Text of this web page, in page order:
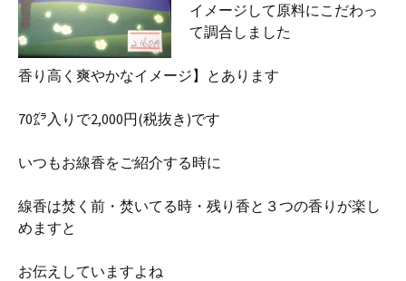
イメージして原料にこだわっ
て調合しました
香り高く爽やかなイメージ】とあります
70㌘入りで2,000円(税抜き)です
いつもお線香をご紹介する時に
線香は焚く前・焚いてる時・残り香と３つの香りが楽し
めますと
お伝えしていますよね